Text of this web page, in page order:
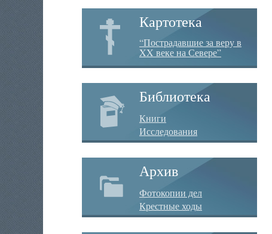
Картотека
“Пострадавшие за веру в
XX веке на Севере”
Библиотека
Книги
Исследования
Архив
Фотокопии дел
Крестные ходы